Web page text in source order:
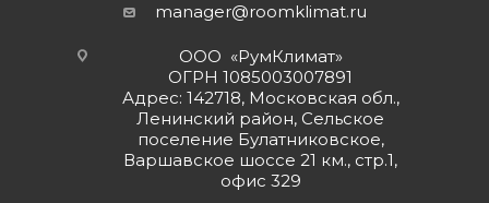
manager@roomklimat.ru
ООО «РумКлимат»
ОГРН 1085003007891
Адрес: 142718, Московская обл.,
Ленинский район, Сельское
поселение Булатниковское,
Варшавское шоссе 21 км., стр.1,
офис 329